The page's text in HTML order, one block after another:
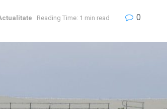
Reading Time: 1 min read 0